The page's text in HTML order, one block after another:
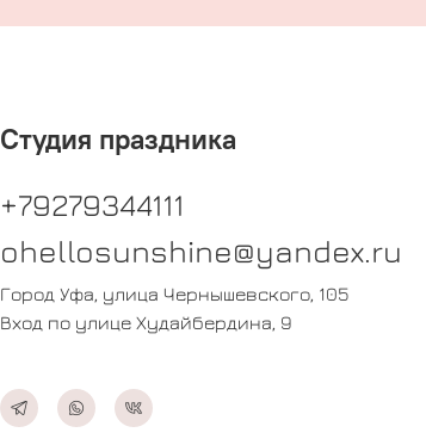
Студия праздника
+79279344111
ohellosunshine@yandex.ru
Город Уфа, улица Чернышевского, 105
Вход по улице Худайбердина, 9